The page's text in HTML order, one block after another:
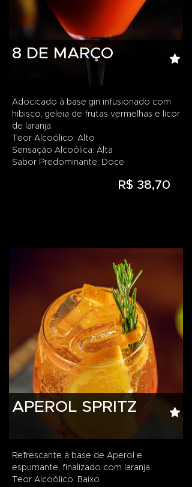
8 DE MARÇO
Adocicado à base gin infusionado com
hibisco, geleia de frutas vermelhas e licor
de laranja.
Teor Alcoólico: Alto
Sensação Alcoólica: Alta
Sabor Predominante: Doce
R$ 38,70
APEROL SPRITZ
Refrescante à base de Aperol e
espumante, finalizado com laranja.
Teor Alcoólico: Baixo